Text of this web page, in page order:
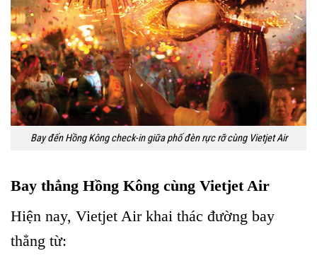
Bay đến Hồng Kông check-in giữa phố đèn rực rỡ cùng Vietjet Air
Bay thẳng Hồng Kông cùng Vietjet Air
Hiện nay, Vietjet Air khai thác đường bay
thẳng từ: